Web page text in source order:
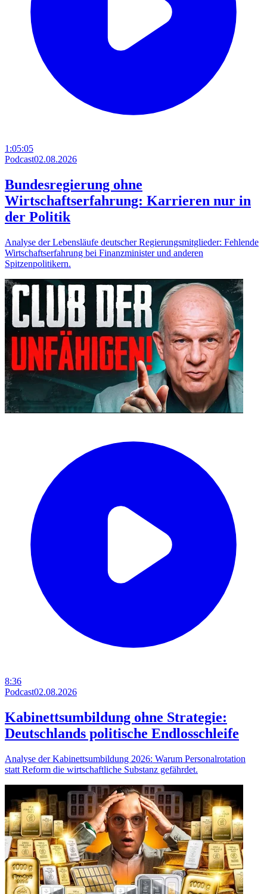
1:05:05
Podcast02.08.2026
Bundesregierung ohne
Wirtschaftserfahrung: Karrieren nur in
der Politik
Analyse der Lebensläufe deutscher Regierungsmitglieder: Fehlende
Wirtschaftserfahrung bei Finanzminister und anderen
Spitzenpolitikern.
8:36
Podcast02.08.2026
Kabinettsumbildung ohne Strategie:
Deutschlands politische Endlosschleife
Analyse der Kabinettsumbildung 2026: Warum Personalrotation
statt Reform die wirtschaftliche Substanz gefährdet.